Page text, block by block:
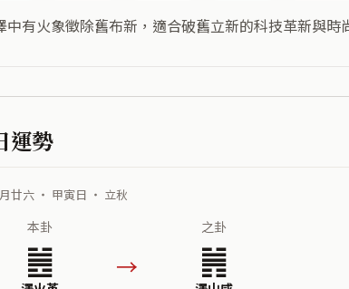
中有火象徵除舊布新，適合破舊立新的科技革新與時
運勢
廿六 ・ 甲寅日 ・ 立秋
本卦
䷰ →
之卦
䷞